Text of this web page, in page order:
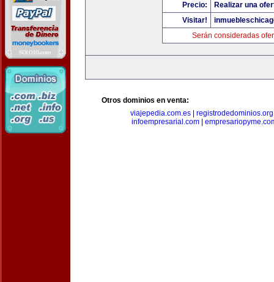
Precio:
Realizar una
Visitar!
Serán consideradas
Otros dominios en venta:
viajepedia.com.es| registrodedominios.org
infoempresarial.com|